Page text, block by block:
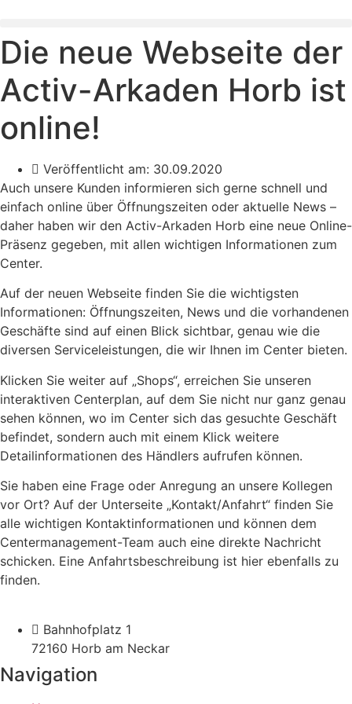
springen
Die neue Webseite der
Activ-Arkaden Horb ist
online!
Veröffentlicht am: 30.09.2020
Auch unsere Kunden informieren sich gerne schnell und
einfach online über Öffnungszeiten oder aktuelle News –
daher haben wir den Activ-Arkaden Horb eine neue Online-
Präsenz gegeben, mit allen wichtigen Informationen zum
Center.
Auf der neuen Webseite finden Sie die wichtigsten
Informationen: Öffnungszeiten, News und die vorhandenen
Geschäfte sind auf einen Blick sichtbar, genau wie die
diversen Serviceleistungen, die wir Ihnen im Center bieten.
Klicken Sie weiter auf „Shops“, erreichen Sie unseren
interaktiven Centerplan, auf dem Sie nicht nur ganz genau
sehen können, wo im Center sich das gesuchte Geschäft
befindet, sondern auch mit einem Klick weitere
Detailinformationen des Händlers aufrufen können.
Sie haben eine Frage oder Anregung an unsere Kollegen
vor Ort? Auf der Unterseite „Kontakt/Anfahrt“ finden Sie
alle wichtigen Kontaktinformationen und können dem
Centermanagement-Team auch eine direkte Nachricht
schicken. Eine Anfahrtsbeschreibung ist hier ebenfalls zu
finden.
Bahnhofplatz 1
72160 Horb am Neckar
Navigation